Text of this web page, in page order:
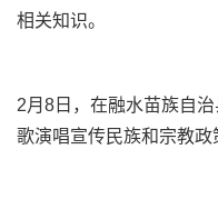
相关知识。
2月8日，在融水苗族自
歌演唱宣传民族和宗教政